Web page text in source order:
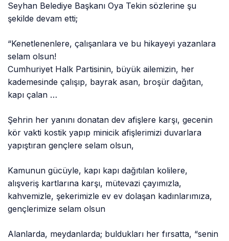
Seyhan Belediye Başkanı Oya Tekin sözlerine şu
şekilde devam etti;
“Kenetlenenlere, çalışanlara ve bu hikayeyi yazanlara
selam olsun!
Cumhuriyet Halk Partisinin, büyük ailemizin, her
kademesinde çalışıp, bayrak asan, broşür dağıtan,
kapı çalan …
Şehrin her yanını donatan dev afişlere karşı, gecenin
kör vakti kostik yapıp minicik afişlerimizi duvarlara
yapıştıran gençlere selam olsun,
Kamunun gücüyle, kapı kapı dağıtılan kolilere,
alışveriş kartlarına karşı, mütevazi çayımızla,
kahvemizle, şekerimizle ev ev dolaşan kadınlarımıza,
gençlerimize selam olsun
Alanlarda, meydanlarda; buldukları her fırsatta, “senin